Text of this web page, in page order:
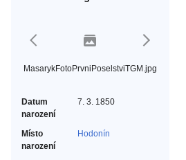
MasarykFotoPrvniPoselstviTGM.jpg
Datum
narození
7. 3. 1850
Místo
narození
Hodonín